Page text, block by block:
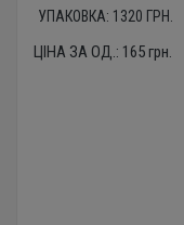
УПАКОВКА: 1320 ГРН.
ЦІНА ЗА ОД.: 165грн.